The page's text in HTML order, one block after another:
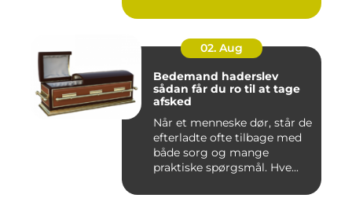
02. Aug
Bedemand haderslev
sådan får du ro til at tage
afsked
Når et menneske dør, står de
efterladte ofte tilbage med
både sorg og mange
praktiske spørgsmål. Hve...